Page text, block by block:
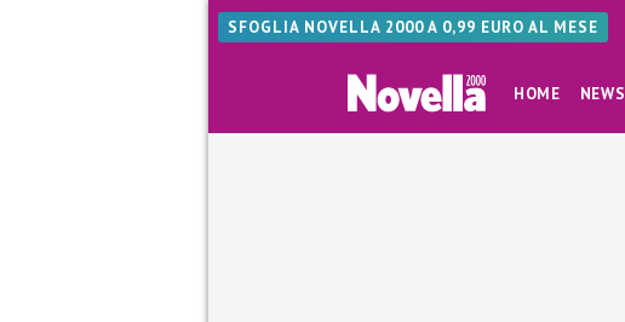
SFOGLIA NOVELLA 2000 A 0,99 EURO AL MESE
HOME NEWS